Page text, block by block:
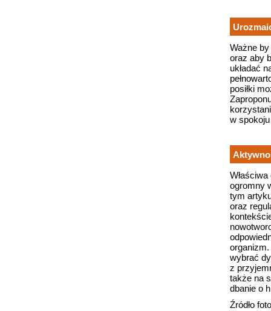
Ważne
oraz aby
układać
posiłki
w
ogromny
tym
oraz
wybrać
z
także na
dbanie o
Źródło